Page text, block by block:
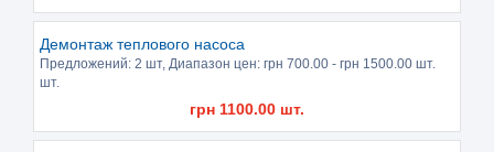
Демонтаж теплового насоса
Предложений: 2 шт, Диапазон цен: грн 700.00 - грн 1500.00 шт.
шт.
грн 1100.00 шт.